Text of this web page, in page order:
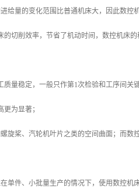
给量的变化范围比普通机床大，因此数控
切削效率，节省了机动时间，数控机床
量稳定，一般只作第1次检验和工序间关
为显著；
旋桨、汽轮机叶片之类的空间曲面；而数
单件、小批量生产的情况下，使用数控机